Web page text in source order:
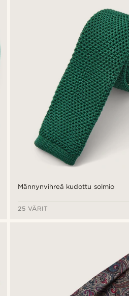
Männynvihreä kudottu solmio
25 VÄRIT